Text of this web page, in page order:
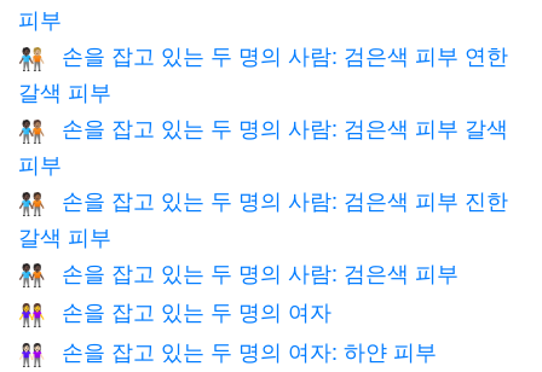
피부
🧑🏿‍🤝‍🧑🏼
손을 잡고 있는 두 명의 사람: 검은색 피부 연한
갈색 피부
🧑🏿‍🤝‍🧑🏽
손을 잡고 있는 두 명의 사람: 검은색 피부 갈색
피부
🧑🏿‍🤝‍🧑🏾
손을 잡고 있는 두 명의 사람: 검은색 피부 진한
갈색 피부
🧑🏿‍🤝‍🧑🏿 손을 잡고 있는 두 명의 사람: 검은색 피부
👭 손을 잡고 있는 두 명의 여자
👭🏻 손을 잡고 있는 두 명의 여자: 하얀 피부